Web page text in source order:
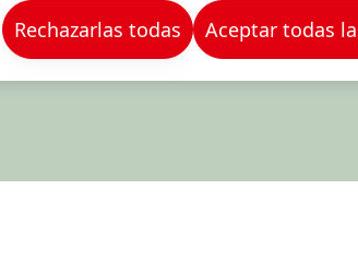
Rechazarlas todas Aceptar todas